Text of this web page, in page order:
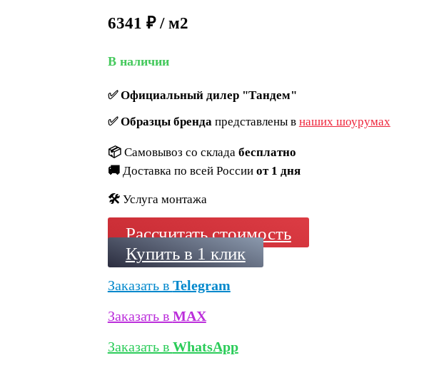
6341 ₽ / м2
В наличии
✅Официальный дилер "Тандем"
✅Образцы брендапредставлены в наших шоурумах
📦 Самовывоз со склада бесплатно
🚚 Доставка по всей России от 1 дня
🛠️ Услуга монтажа
Рассчитать стоимость
Купить в 1 клик
Заказать в Telegram
Заказать в MAX
Заказать в WhatsApp